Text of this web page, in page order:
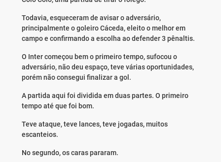
Todavia, esqueceram de avisar o adversário,
principalmente o goleiro Cáceda, eleito o melhor em
campo e confirmando a escolha ao defender 3 pênaltis.
O Inter começou bem o primeiro tempo, sufocou o
adversário, não deu espaço, teve várias oportunidades,
porém não consegui finalizar a gol.
A partida aqui foi dividida em duas partes. O primeiro
tempo até que foi bom.
Teve ataque, teve lances, teve jogadas, muitos
escanteios.
No segundo, os caras pararam.